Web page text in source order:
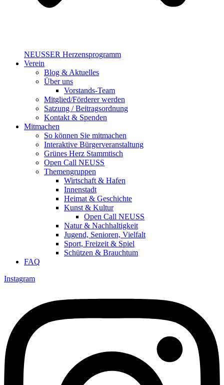
NEUSSER Herzensprogramm​
Verein
Blog & Aktuelles
Über uns
Vorstands-Team
Mitglied/Förderer werden
Satzung / Beitragsordnung
Kontakt & Spenden
Mitmachen
So können Sie mitmachen
Interaktive Bürgerveranstaltung
Grünes Herz Stammtisch
Open Call NEUSS
Themengruppen
Wirtschaft & Hafen
Innenstadt
Heimat & Geschichte
Kunst & Kultur
Open Call NEUSS
Natur & Nachhaltigkeit
Jugend, Senioren, Vielfalt
Sport, Freizeit & Spiel
Schützen & Brauchtum
FAQ
Instagram